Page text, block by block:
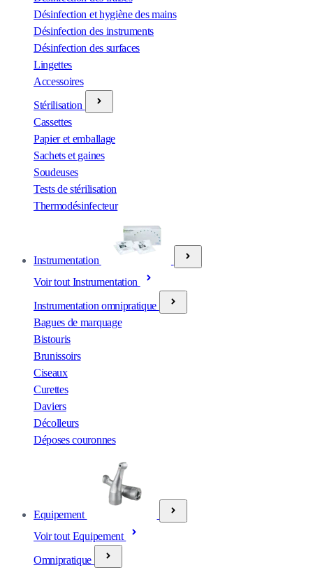
Désinfection et hygiène des mains
Désinfection des instruments
Désinfection des surfaces
Lingettes
Accessoires
Stérilisation
Cassettes
Papier et emballage
Sachets et gaines
Soudeuses
Tests de stérilisation
Thermodésinfecteur
Instrumentation
Voir tout Instrumentation
Instrumentation omnipratique
Bagues de marquage
Bistouris
Brunissoirs
Ciseaux
Curettes
Daviers
Décolleurs
Déposes couronnes
Equipement
Voir tout Equipement
Omnipratique